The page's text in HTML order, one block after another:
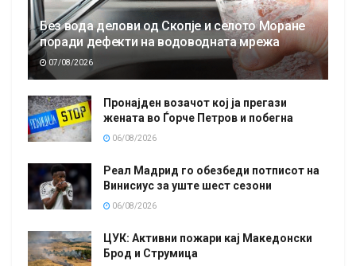
Без вода делови од Скопје и селото Моране
поради дефекти на водоводната мрежа
07/08/2026
Пронајден возачот кој ја прегази
жената во Ѓорче Петров и побегна
06/08/2026
Реал Мадрид го обезбеди потписот на
Винисиус за уште шест сезони
06/08/2026
ЦУК: Активни пожари кај Македонски
Брод и Струмица